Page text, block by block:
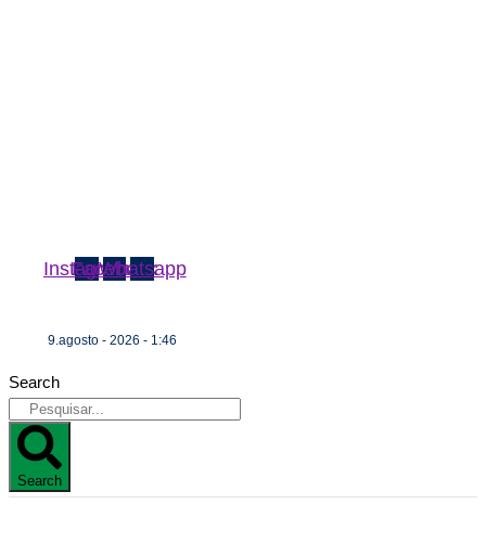
Instagram
Facebook
Whatsapp
9.agosto - 2026 - 1:46
Search
Search